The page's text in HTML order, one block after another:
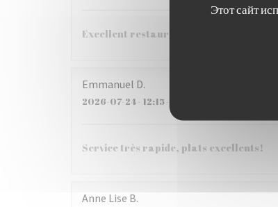
Этот сайт
Excellent restaurant !!!
Emmanuel D
2026-07-24- 12:15 - гости 3
Service très rapide, plats excellents!
Anne Lise B